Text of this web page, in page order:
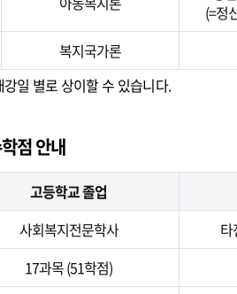
(=정
복지국가론
일 별로 상이할 수 있습니다.
점 안내
고등학교 졸업
사회복지전문학사 타
17과목 (51학점)